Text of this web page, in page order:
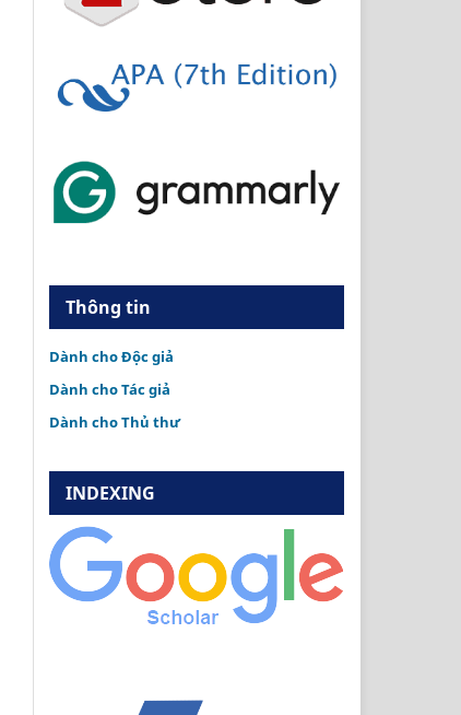
Thông tin
Dành cho Độc giả
Dành cho Tác giả
Dành cho Thủ thư
INDEXING